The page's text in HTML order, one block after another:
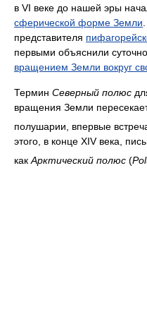
в VI веке до нашей эры
сферической форме Земли
представителя
первыми объяснили
вращением Земли вокруг
Термин Северный полюс
вращения Земли
полушарии, впервые
этого, в конце XIV века,
как Арктический полюс (